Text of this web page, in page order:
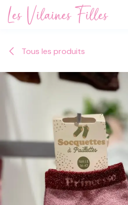
Se rendre au contenu
Tous les produits